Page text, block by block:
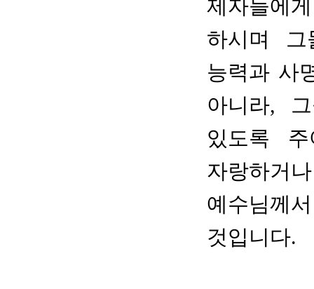
제자들에
하시며
능력과 사
아니라,
있도록
자랑하거
예수님께
것입니다.